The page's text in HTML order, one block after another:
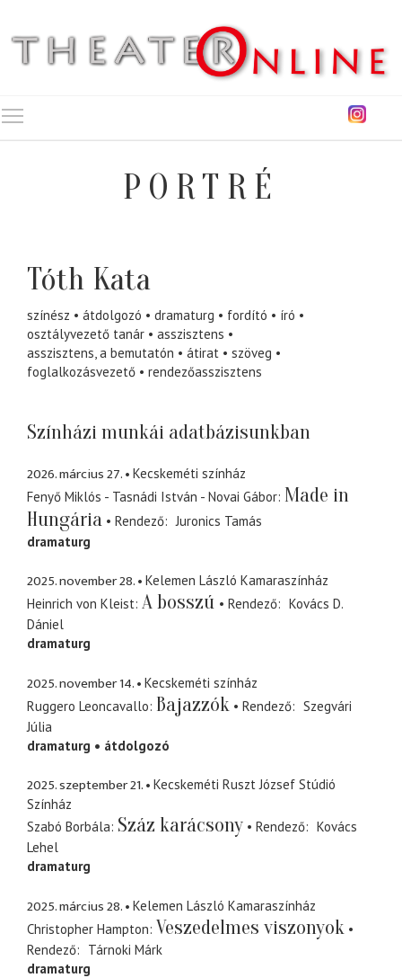
PORTRÉ
Tóth Kata
színész átdolgozó dramaturg fordító
író
osztályvezető tanár
asszisztens
asszisztens, a bemutatón
átirat
szöveg
foglalkozásvezető
rendezőasszisztens
Színházi munkái adatbázisunkban
2026. március 27.
Kecskeméti színház
Fenyő Miklós - Tasnádi István - Novai Gábor Made in
Hungária
Rendező
Juronics Tamás
dramaturg
2025. november 28.
Kelemen László Kamaraszínház
Heinrich von Kleist A bosszú Rendező
Kovács D.
Dániel
dramaturg
2025. november 14.
Kecskeméti színház
Ruggero Leoncavallo Bajazzók Rendező
Szegvári
Júlia
dramaturg
átdolgozó
2025. szeptember 21.
Kecskeméti Ruszt József Stúdió
Színház
Szabó Borbála Száz karácsony Rendező
Kovács
Lehel
dramaturg
2025. március 28.
Kelemen László Kamaraszínház
Christopher Hampton Veszedelmes viszonyok
Rendező
Tárnoki Márk
dramaturg